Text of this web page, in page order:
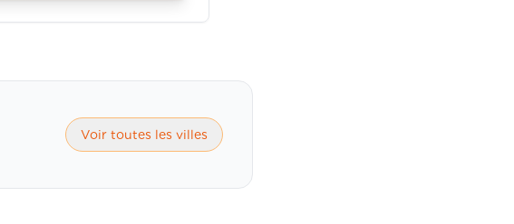
Voir toutes les villes